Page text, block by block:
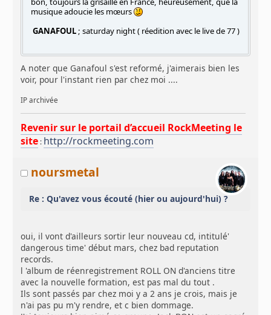
musique adoucie les mœurs
GANAFOUL ; saturday night ( réedition avec le live de 77 )
A noter que Ganafoul s'est reformé, j'aimerais bien les
voir, pour l'instant rien par chez moi ....
IP archivée
Revenir sur le portail d’accueil RockMeeting le
site : http://rockmeeting.com
noursmetal
Re : Qu'avez vous écouté (hier ou aujourd'hui) ?
oui, il vont d'ailleurs sortir leur nouveau cd, intitulé'
dangerous time' début mars, chez bad reputation
records.
l 'album de réenregistrement ROLL ON d'anciens titre
avec la nouvelle formation, est pas mal du tout .
Ils sont passés par chez moi y a 2 ans je crois, mais je
n'ai pas pu m'y rendre, et c bien dommage.